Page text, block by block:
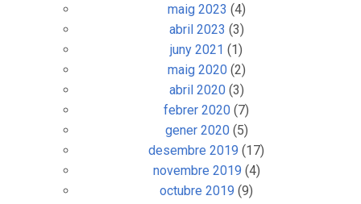
maig 2023 (4)
abril 2023 (3)
juny 2021 (1)
maig 2020(2)
abril 2020(3)
febrer 2020 (7)
gener 2020(5)
desembre 2019 (17)
novembre 2019 (4)
octubre 2019 (9)